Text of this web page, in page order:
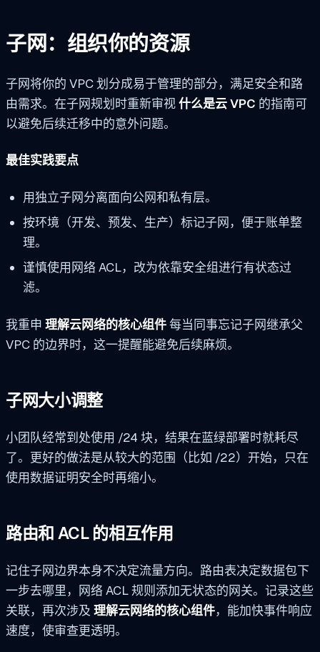
子网：组织你的资源
子网将你的 VPC 划分成易于管理的部分，满足安全和路
由需求。在子网规划时重新审视什么是云 VPC 的指南可
以避免后续迁移中的意外问题。
最佳实践要点
用独立子网分离面向公网和私有层。
按环境（开发、预发、生产）标记子网，便于账单整
理。
谨慎使用网络 ACL，改为依靠安全组进行有状态过
滤。
我重申 理解云网络的核心组件每当同事忘记子网继承父
VPC 的边界时，这一提醒能避免后续麻烦。
子网大小调整
小团队经常到处使用 /24 块，结果在蓝绿部署时就耗尽
了。更好的做法是从较大的范围（比如 /22）开始，只在
使用数据证明安全时再缩小。
路由和 ACL 的相互作用
记住子网边界本身不决定流量方向。路由表决定数据包下
一步去哪里，网络 ACL 规则添加无状态的网关。记录这些
关联，再次涉及 理解云网络的核心组件，能加快事件响应
速度，使审查更透明。